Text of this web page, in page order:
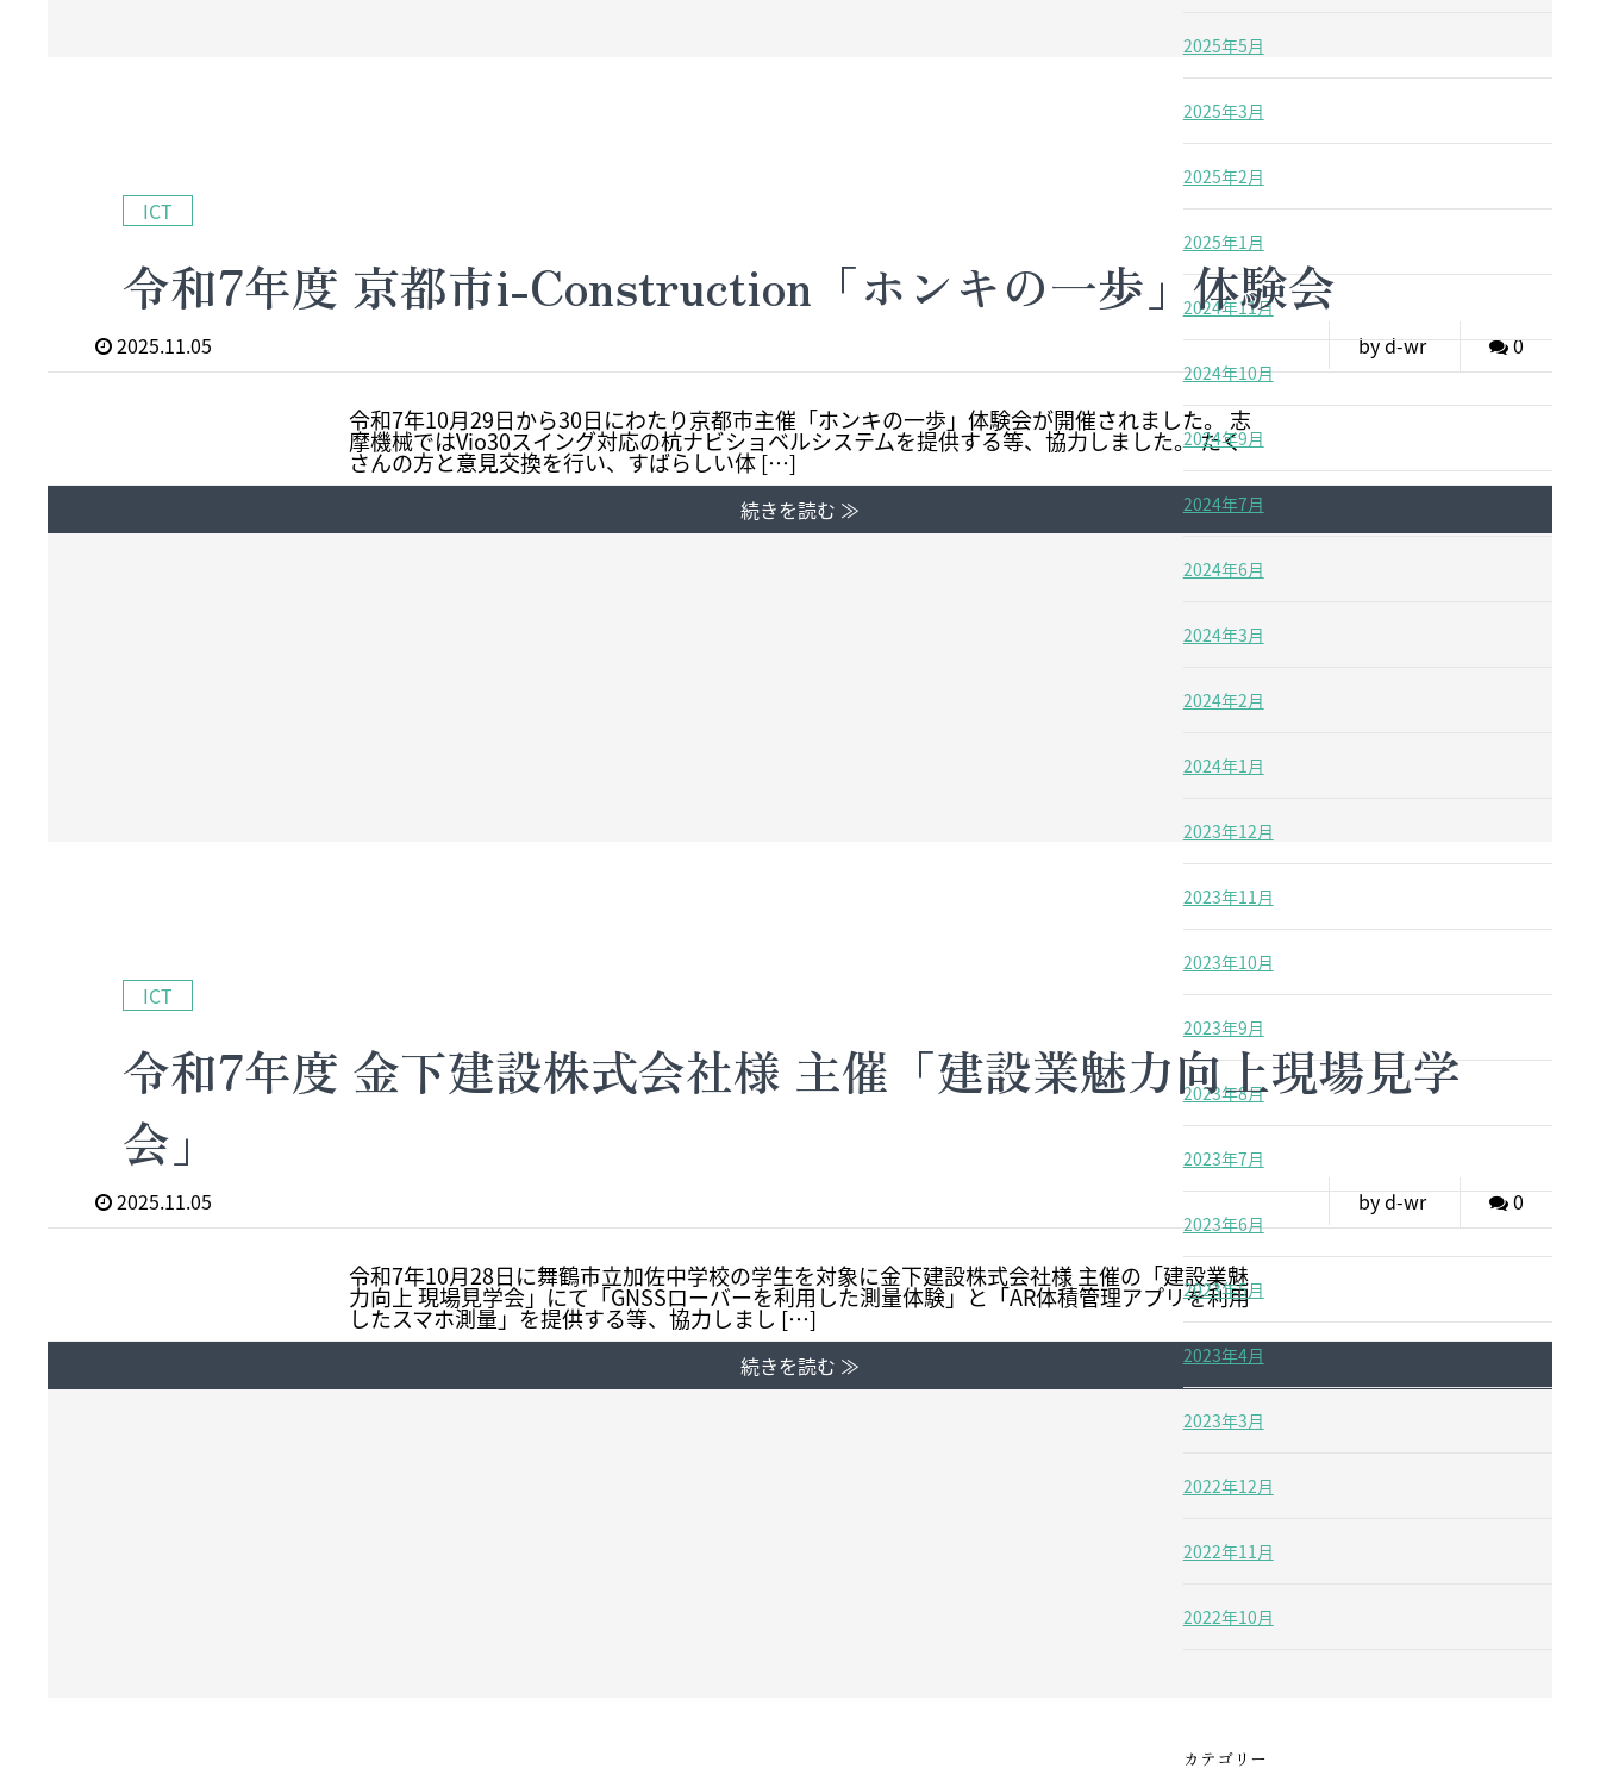
ICT
令和7年度 京都市i-Construction「ホンキの一歩」体験会
2025.11.05 by d-wr 0
令和7年10月29日から30日にわたり京都市主催「ホンキの一歩」体験会が開催されました。 志
摩機械ではVio30スイング対応の杭ナビショベルシステムを提供する等、協力しました。 たく
さんの方と意見交換を行い、すばらしい体 […]
続きを読む ≫
ICT
令和7年度 金下建設株式会社様 主催「建設業魅力向上現場見学
会」
2025.11.05 by d-wr 0
令和7年10月28日に舞鶴市立加佐中学校の学生を対象に金下建設株式会社様 主催の「建設業魅
力向上 現場見学会」にて「GNSSローバーを利用した測量体験」と「AR体積管理アプリを利用
したスマホ測量」を提供する等、協力しまし […]
続きを読む ≫
2025年5月
2025年3月
2025年2月
2025年1月
2024年11月
2024年10月
2024年9月
2024年7月
2024年6月
2024年3月
2024年2月
2024年1月
2023年12月
2023年11月
2023年10月
2023年9月
2023年8月
2023年7月
2023年6月
2023年5月
2023年4月
2023年3月
2022年12月
2022年11月
2022年10月
カテゴリー